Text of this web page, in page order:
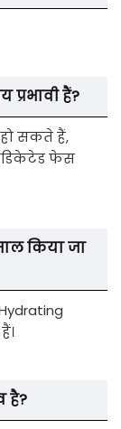
हैं?
सकते हैं,
फेस
किया जा
है?